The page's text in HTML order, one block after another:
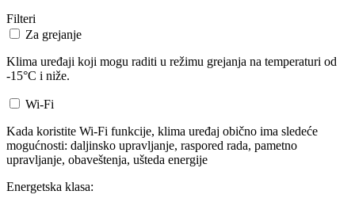
Filteri
Za grejanje
Klima uređaji koji mogu raditi u režimu grejanja na temperaturi od
-15°C i niže.
Wi-Fi
Kada koristite Wi-Fi funkcije, klima uređaj obično ima sledeće
mogućnosti: daljinsko upravljanje, raspored rada, pametno
upravljanje, obaveštenja, ušteda energije
Energetska klasa: